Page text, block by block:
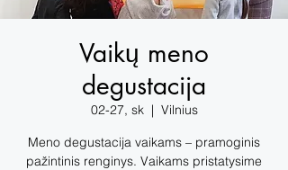
Vaikų meno
degustacija
02-27, sk
  |
Vilnius
Meno degustacija vaikams – pramoginis
pažintinis renginys. Vaikams pristatysime